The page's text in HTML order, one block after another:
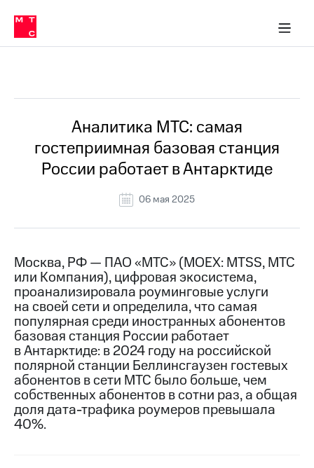
Медиа-центр
и акционерам
Устойчивое развитие
Комплаенс и деловая этика
компании
Карьера
История
компании
Руководство
информация
Контакты
Медиа-центр
Пресс-
релизы
МТС
о технологиях
Достижения
Интервью
в МТС
Пресс-
релизы
МТС
о технологиях
Аналитика МТС: самая
гостеприимная базовая станция
России работает в Антарктиде
06 мая 2025
Москва, РФ — ПАО «МТС» (MOEX: MTSS, МТС
или Компания), цифровая экосистема,
проанализировала роуминговые услуги
на своей сети и определила, что самая
популярная среди иностранных абонентов
базовая станция России работает
в Антарктиде: в 2024 году на российской
полярной станции Беллинсгаузен гостевых
абонентов в сети МТС было больше, чем
собственных абонентов в сотни раз, а общая
доля дата-трафика роумеров превышала
40%.